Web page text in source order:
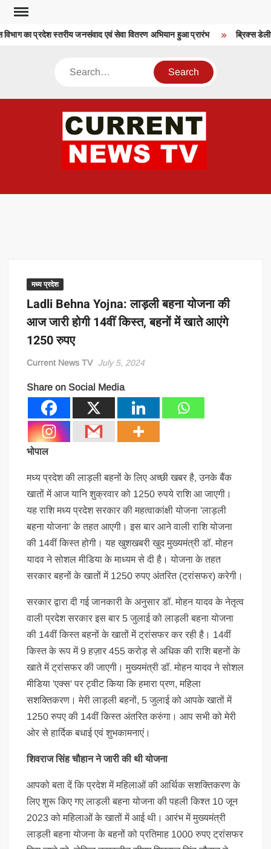
Skip
contentका प्रदेश स्तरीय जनसंवाद एवं सेवा वितरण अभियान हुआ प्रारंभ ब्रिक्स
Search
मध्य प्रदेश
Ladli Behna Yojna: लाड़ली बहना योजना की
आज जारी होगी 14वीं किस्त, बहनों में खाते आएंगे
1250 रुपए
Current News TV July 5, 2024
Share on Social Media
भोपाल
मध्य प्रदेश की लाड़ली बहनों के लिए अच्छी खबर है, उनके बैंक
खातों में आज यानि शुक्रवार को 1250 रुपये राशि आ जाएगी।
यह राशि मध्य प्रदेश सरकार की महत्वाकांक्षी योजना 'लाड़ली
बहना योजना' के तहत आएगी। इस बार आने वाली राशि योजना
की 14वीं किस्त होगी। यह खुशखबरी खुद मुख्यमंत्री डॉ. मोहन
यादव ने सोशल मीडिया के माध्यम से दी है। योजना के तहत
सरकार बहनों के खातों में 1250 रुपए अंतरित (ट्रांसफर) करेगी।
सरकार द्वारा दी गई जानकारी के अनुसार डॉ. मोहन यादव के नेतृत्व
वाली प्रदेश सरकार इस बार 5 जुलाई को लाड़ली बहना योजना
की 14वीं किस्त बहनों के खातों में ट्रांसफर कर रही है। 14वीं
किस्त के रूप में 9 हज़ार 455 करोड़ से अधिक की राशि बहनों के
खाते में ट्रांसफर की जाएगी। मुख्यमंत्री डॉ. मोहन यादव ने सोशल
मीडिया 'एक्स' पर ट्वीट किया कि हमारा प्रण, महिला
सशक्तिकरण। मेरी लाड़ली बहनों, 5 जुलाई को आपके खातों में
1250 रुपए की 14वीं किस्त अंतरित करुंगा। आप सभी को मेरी
ओर से हार्दिक बधाई एवं शुभकामनाएं।
शिवराज सिंह चौहान ने जारी की थी योजना
आपको बता दें कि प्रदेश में महिलाओं की आर्थिक सशक्तिकरण के
लिए शुरू किए गए लाड़ली बहना योजना की पहली किश्त 10 जून
2023 को महिलाओं के खातों में आई थी। आरंभ में मुख्‍यमंत्री
लाड़ली बहना योजना के बहनों को प्रतिमाह 1000 रुपए ट्रांसफर